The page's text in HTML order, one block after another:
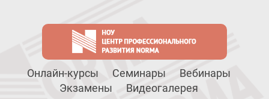
Онлайн-курсы Семинары
Вебинары
Экзамены
Видеогалерея